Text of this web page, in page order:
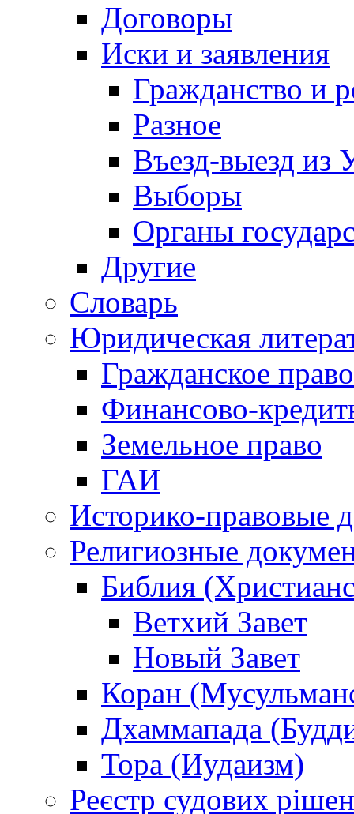
Договоры
Иски и заявления
Гражданство и
Разное
Въезд-выезд из
Выборы
Органы
Другие
Словарь
Юридическая
Гражданское право
Финансово-
Земельное право
ГАИ
Историко-правовые
Религиозные
Библия
Ветхий Завет
Новый Завет
Коран
Дхаммапада
Тора (Иудаизм)
Реєстр судових